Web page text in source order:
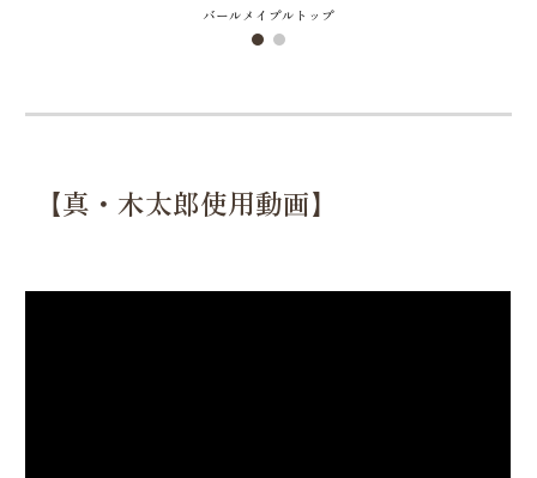
バールメイプルトップ
【真・木太郎使用動画】